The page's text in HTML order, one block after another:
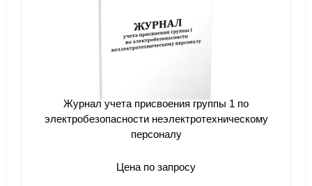
Журнал учета присвоения группы 1 по
электробезопасности неэлектротехническому
персоналу
Цена по запросу